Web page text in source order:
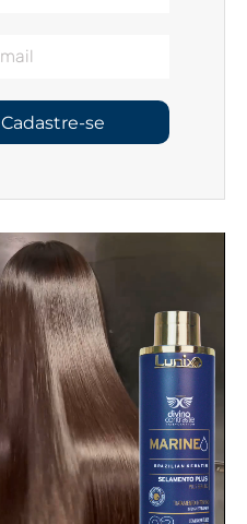
Cadastre-se